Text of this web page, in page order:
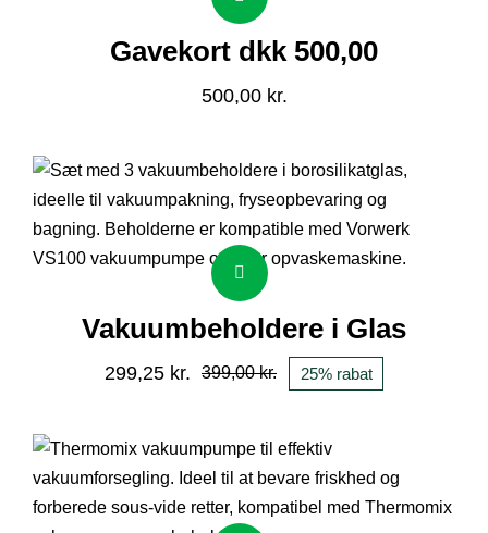
1.200,00 kr..
500,00 kr..
Gavekort dkk 500,00
500,00 kr.
Vakuumbeholdere i Glas
399,00kr.
Den
pris
var:
399,00 kr..
299,25 kr.
Den
pris
er:
299,25 kr..
25% rabat